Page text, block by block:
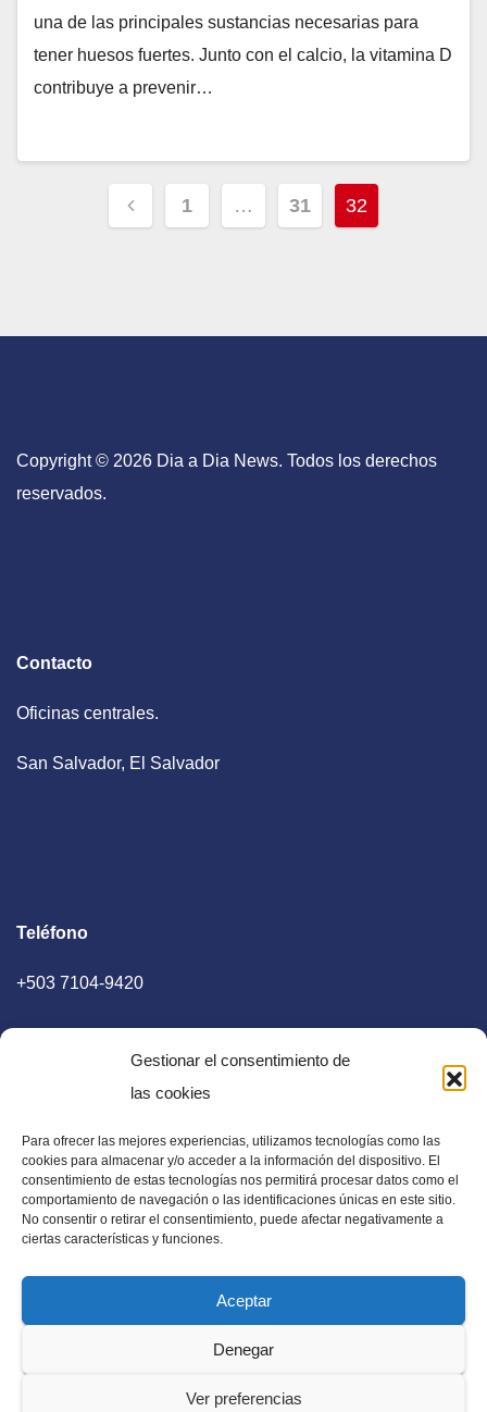
Gestionar el consentimiento de
las cookies
Para ofrecer las mejores experiencias, utilizamos tecnologías como las
cookies para almacenar y/o acceder a la información del dispositivo. El
consentimiento de estas tecnologías nos permitirá procesar datos como el
comportamiento de navegación o las identificaciones únicas en este sitio.
No consentir o retirar el consentimiento, puede afectar negativamente a
ciertas características y funciones.
Aceptar
Denegar
Ver preferencias
una de las principales sustancias necesarias para
tener huesos fuertes. Junto con el calcio, la vitamina D
contribuye a prevenir…
1 … 31 32
Copyright © 2026 Dia a Dia News. Todos los derechos
reservados.
Contacto
Oficinas centrales.
San Salvador, El Salvador
Teléfono
+503 7104-9420
E-mail
diaadia.redaccion@gmail.com